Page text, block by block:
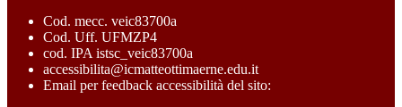
Cod. mecc. veic83700a
Cod. Uff. UFMZP4
cod. IPA istsc_veic83700a
accessibilita@icmatteottimaerne.edu.it
Email per feedback accessibilità del sito: